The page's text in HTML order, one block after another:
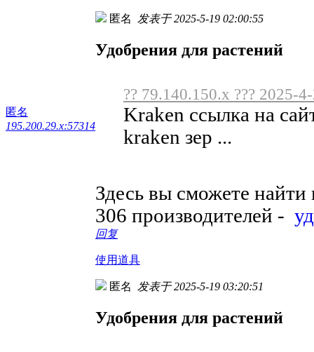
匿名
195.200.29.x:57314
匿名 发表于 2025-5-19 02:00:55
Удобрения для растений
?? 79.140.150.x ??? 2025-
Kraken ссылка на
kraken зер ...
Здесь вы сможете
306 производителей -
回复
使用道具
匿名 发表于 2025-5-19 03:20:51
Удобрения для растений